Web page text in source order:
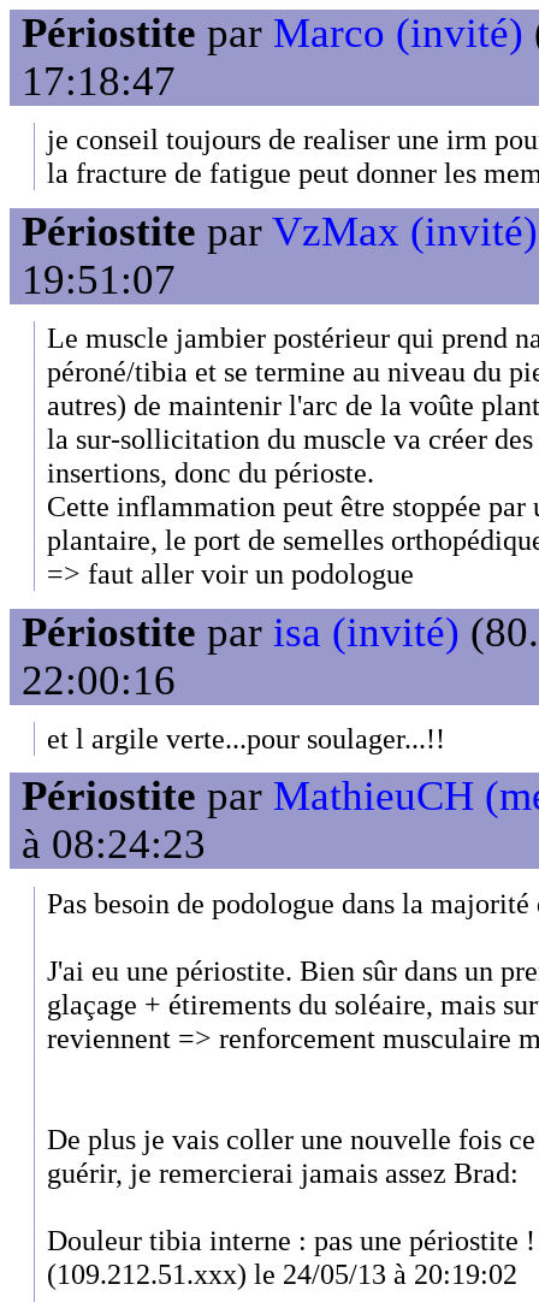
Périostite par Marco (invité)
17:18:47
je conseil toujours de realiser une irm
la fracture de fatigue peut donner les
Périostite par VzMax (invité)
19:51:07
Le muscle jambier postérieur qui prend
péroné/tibia et se termine au niveau du
autres) de maintenir l'arc de la voûte
la sur-sollicitation du muscle va créer
insertions, donc du périoste.
Cette inflammation peut être stoppée par
plantaire, le port de semelles
=> faut aller voir un podologue
Périostite par isa (invité)
22:00:16
et l argile verte...pour soulager...!!
Périostite par MathieuCH
à 08:24:23
Pas besoin de podologue dans la majorité
J'ai eu une périostite. Bien sûr dans un
glaçage + étirements du soléaire, mais
reviennent => renforcement musculaire
De plus je vais coller une nouvelle fois
guérir, je remercierai jamais assez Brad:
Douleur tibia interne : pas une périostite
(109.212.51.xxx) le 24/05/13 à 20:19:02